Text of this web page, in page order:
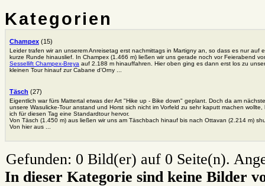
Kategorien
Champex (15)
Leider trafen wir an unserem Anreisetag erst nachmittags in Martigny an, so dass es nur auf
kurze Runde hinauslief. In Champex (1.466 m) ließen wir uns gerade noch vor Feierabend
Sessellift Champex-Breya auf 2.188 m hinauffahren. Hier oben ging es dann erst los zu
kleinen Tour hinauf zur Cabane d'Orny ...
Täsch (27)
Eigentlich war fürs Mattertal etwas der Art "Hike up - Bike down" geplant. Doch da am
unsere Wasulicke-Tour anstand und Horst sich nicht im Vorfeld zu sehr kaputt machen wollte,
ich für diesen Tag eine Standardtour hervor.
Von Täsch (1.450 m) aus ließen wir uns am Täschbach hinauf bis nach Ottavan (2.214 m)
Von hier aus ...
Gefunden: 0 Bild(er) auf 0 Seite(n).
In dieser Kategorie sind keine Bilder